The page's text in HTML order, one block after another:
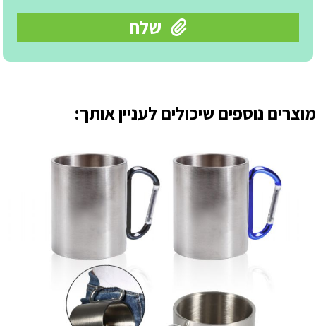
מוצרים נוספים שיכולים לעניין אותך: